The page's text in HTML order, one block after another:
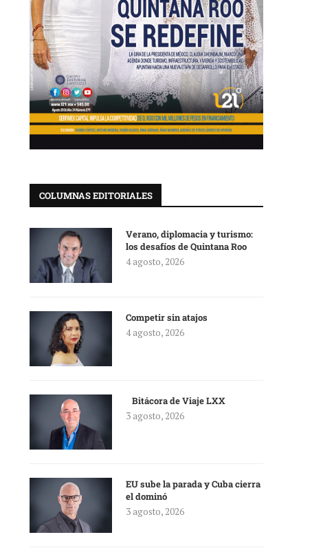
COLUMNAS EDITORIALES
Verano, diplomacia y turismo:
los desafíos de Quintana Roo
4 agosto, 2026
Competir sin atajos
4 agosto, 2026
Bitácora de Viaje LXX
3 agosto, 2026
EU sube la parada y Cuba cierra
el dominó
3 agosto, 2026